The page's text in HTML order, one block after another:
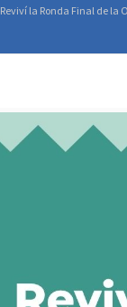
Reviví la Ronda Final de